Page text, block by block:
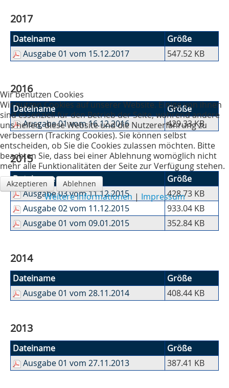
2017
Dateiname
Größe
Ausgabe 01 vom 15.12.2017
547.52 KB
2016
Dateiname
Größe
Ausgabe 01 vom 16.12.2016
429.33 KB
2015
Dateiname
Größe
Ausgabe 03 vom 11.12.2015
428.73 KB
Ausgabe 02 vom 11.12.2015
933.04 KB
Ausgabe 01 vom 09.01.2015
352.84 KB
2014
Dateiname
Größe
Ausgabe 01 vom 28.11.2014
408.44 KB
2013
Dateiname
Größe
Ausgabe 01 vom 27.11.2013
387.41 KB
Wir benutzen Cookies
Wir nutzen Cookies auf unserer Website. Einige von ihnen
sind essenziell für den Betrieb der Seite, während andere
uns helfen, diese Website und die Nutzererfahrung zu
verbessern (Tracking Cookies). Sie können selbst
entscheiden, ob Sie die Cookies zulassen möchten. Bitte
beachten Sie, dass bei einer Ablehnung womöglich nicht
mehr alle Funktionalitäten der Seite zur Verfügung stehen.
Akzeptieren Ablehnen
Weitere Informationen | Impressum